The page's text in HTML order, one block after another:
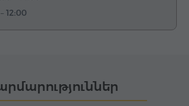
12:00